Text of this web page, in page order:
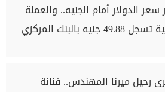
سعر الدولار أمام الجنيه.. والعملة
جنيه بالبنك المركزي
رحيل ميرنا المهندس.. فنانة